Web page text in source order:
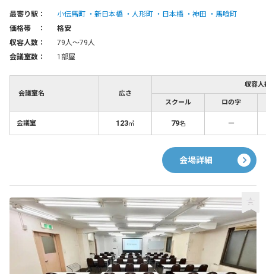
最寄り駅： 小伝馬町 新日本橋 人形町 日本橋 神田
馬喰町
価格帯 ：
格安
収容人数：
79人〜79人
会議室数：
1部屋
会議室名 広さ
収容人
スクール ロの字
会議室 123㎡ 79名 －
会場詳細